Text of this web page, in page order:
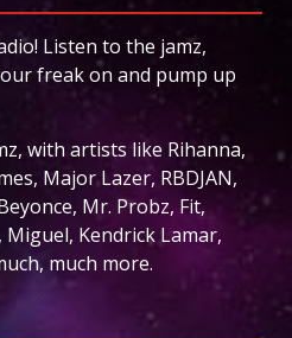
Listen to the jamz,
freak on and pump up
with artists like Rihanna,
Major Lazer, RBDJAN,
Mr. Probz, Fit,
Miguel, Kendrick Lamar,
much more.